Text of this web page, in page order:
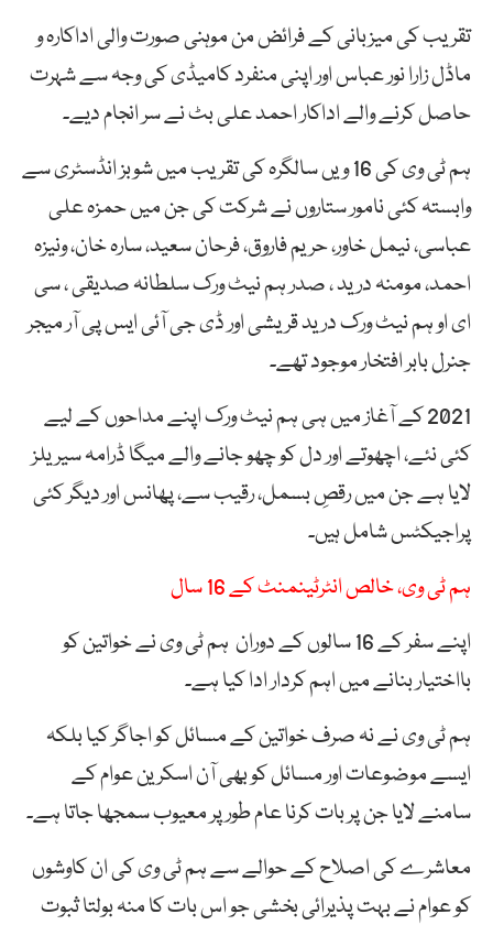
تقریب کی میزبانی کے فرائض من موہنی صورت والی اداکارہ و
ماڈل زارا نور عباس اور اپنی منفرد کامیڈی کی وجہ سے شہرت
حاصل کرنے والے اداکار احمد علی بٹ نے سر انجام دیے۔
ہم ٹی وی کی 16 ویں سالگرہ کی تقریب میں شوبز انڈسٹری سے
وابستہ کئی نامور ستاروں نے شرکت کی جن میں حمزہ علی
عباسی، نیمل خاور، حریم فاروق، فرحان سعید، سارہ خان، ونیزہ
احمد، مومنہ درید ، صدر ہم نیٹ ورک سلطانہ صدیقی ، سی
ای او ہم نیٹ ورک درید قریشی اور ڈی جی آئی ایس پی آر میجر
جنرل بابر افتخار موجود تھے۔
2021 کے آغاز میں ہی ہم نیٹ ورک اپنے مداحوں کے لیے
کئی نئے، اچھوتے اور دل کو چھو جانے والے میگا ڈرامہ سیریلز
لایا ہے جن میں رقصِ بسمل، رقیب سے، پھانس اور دیگر کئی
پراجیکٹس شامل ہیں۔
ہم ٹی وی، خالص انٹرٹینمنٹ کے 16 سال
اپنے سفر کے 16 سالوں کے دوران ہم ٹی وی نے خواتین کو
بااختیار بنانے میں اہم کردار ادا کیا ہے۔
ہم ٹی وی نے نہ صرف خواتین کے مسائل کو اجاگر کیا بلکہ
ایسے موضوعات اور مسائل کو بھی آن اسکرین عوام کے
سامنے لایا جن پر بات کرنا عام طور پر معیوب سمجھا جاتا ہے۔
معاشرے کی اصلاح کے حوالے سے ہم ٹی وی کی ان کاوشوں
کو عوام نے بہت پذیرائی بخشی جو اس بات کا منہ بولتا ثبوت